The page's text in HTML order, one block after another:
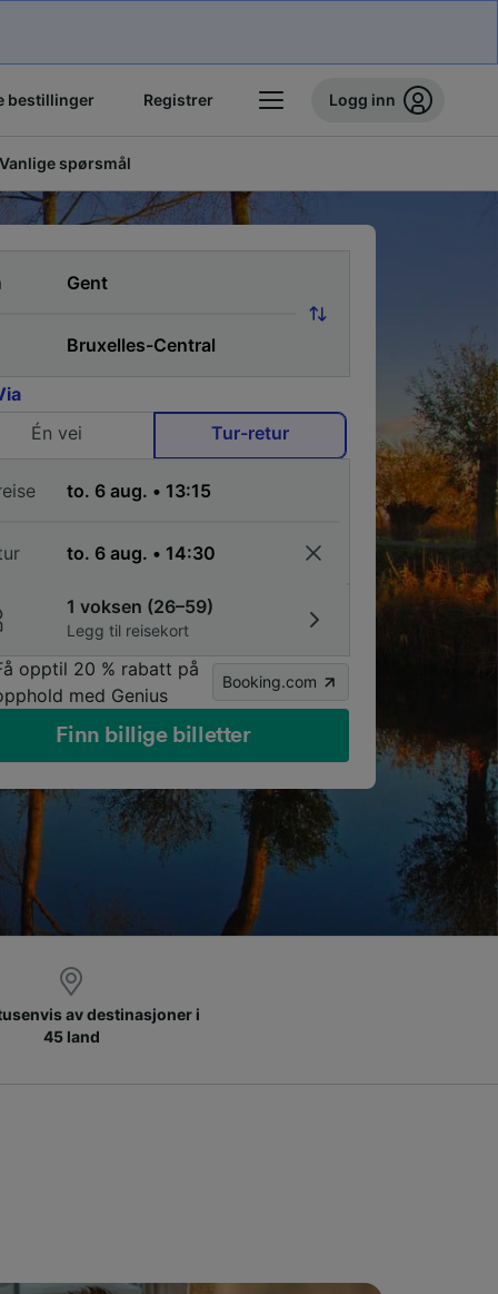
bestillinger Registrer Logg inn
Vanlige spørsmål
Én vei
Tur-retur
1 voksen (26–59)
Legg til reisekort
opptil 20 % rabatt på
med Genius
Booking.com
Finn billige billetter
av destinasjoner i
45 land